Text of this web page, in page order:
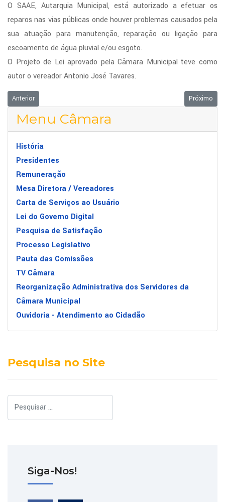
O SAAE, Autarquia Municipal, está autorizado a efetuar os
reparos nas vias públicas onde houver problemas causados pela
sua atuação para manutenção, reparação ou ligação para
escoamento de água pluvial e/ou esgoto.
O Projeto de Lei aprovado pela Câmara Municipal teve como
autor o vereador Antonio José Tavares.
Artigo anterior: PROJETO CRIA ISENÇÃO NO TRANSPORTE PÚBLICO
Anterior Próximo
Próximo
Menu Câmara
História
Presidentes
Remuneração
Mesa Diretora / Vereadores
Carta de Serviços ao Usuário
Lei do Governo Digital
Pesquisa de Satisfação
Processo Legislativo
Pauta das Comissões
TV Câmara
Reorganização Administrativa dos Servidores da
Câmara Municipal
Ouvidoria - Atendimento ao Cidadão
Pesquisa no Site
Siga-Nos!